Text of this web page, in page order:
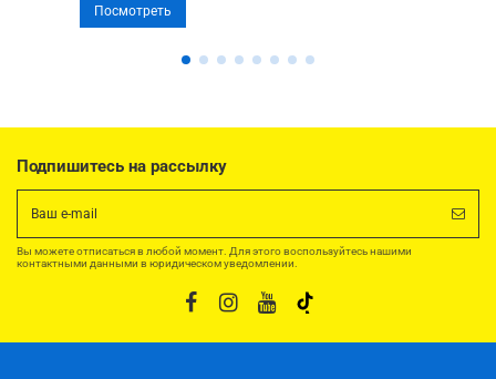
Посмотреть
Подпишитесь на рассылку
Вы можете отписаться в любой момент. Для этого воспользуйтесь нашими
контактными данными в юридическом уведомлении.